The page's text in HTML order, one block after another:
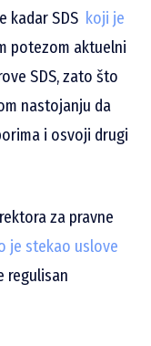
kadar SDS koji je
potezom aktuelni
SDS, zato što
nastojanju da
i osvoji drugi
za pravne
je stekao uslove
regulisan